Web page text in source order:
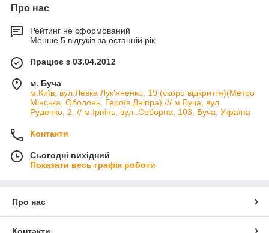
Про нас
Рейтинг не сформований
Менше 5 відгуків за останній рік
Працює з 03.04.2012
м. Буча
м.Київ, вул.Левка Лук'яненко, 19 (скоро відкриття)(Метро
Мінська, Оболонь, Героїв Дніпра) /// м.Буча, вул.
Руденко, 2. // м.Ірпінь, вул..Соборна, 103, Буча, Україна
Контакти
Сьогодні вихідний
Показати весь графік роботи
Про нас